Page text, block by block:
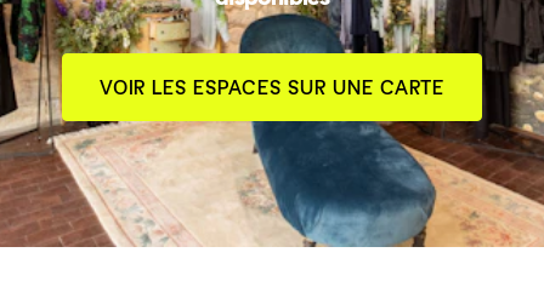
VOIR LES ESPACES SUR UNE CARTE